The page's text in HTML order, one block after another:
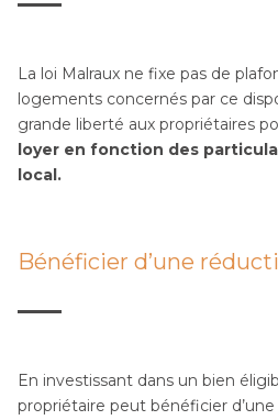
La loi Malraux ne fixe pas de
logements concernés par ce
grande liberté aux propriétaires
loyer en fonction des
local.
Bénéficier d’une
En investissant dans un bien
propriétaire peut bénéficier d’une